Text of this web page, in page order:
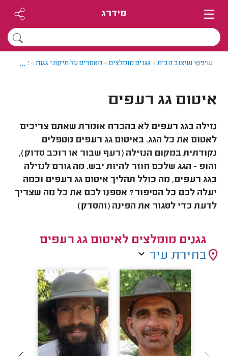
מידרג
שיפוץ ועיצוב הבית> גגנים מומלצים> מאמרים על תיקוני גגות> איטום גג
...
איטום גג רעפים
נזילה בגג רעפים לא בהכרח אומרת שאתם צריכים
לאטום את כל הגג. באיטום גג רעפים מטפלים
נקודתית במקום הנזילה (רעף שבור או רוכב סדוק),
והופ - הגג שלכם חוזר להיות יבש. מה גורם לנזילה
בגג רעפים, מה כולל תהליך איטום גג רעפים וכמה
יעלה לכם כל הסיפור? אספנו לכם את כל מה שצריך
לדעת כדי לסגור את הפינה (והסדק)
גגנים מומלצים לאיטום גג רעפים
בחירת עיר